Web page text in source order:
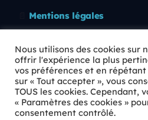
Mentions légales
🛡️ RGPD
Copyright © 2026 Animkids.
Nous utilisons des cookies sur
offrir l'expérience la plus
vos préférences et en
sur « Tout accepter », vous
TOUS les cookies. Cependant,
« Paramètres des cookies »
consentement contrôlé.